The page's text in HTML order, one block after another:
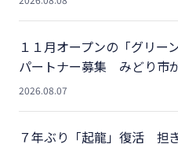
１１月オープンの「グリー
パートナー募集 みどり市
2026.08.07
７年ぶり「起龍」復活 担